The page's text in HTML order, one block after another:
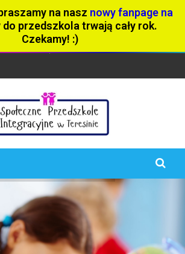
na nasz nowy fanpage na
do przedszkola trwają cały rok.
Czekamy! :)